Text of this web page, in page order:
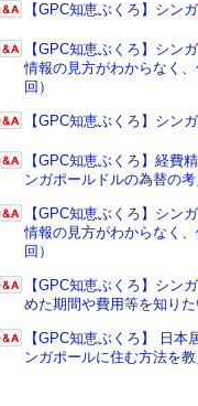
【GPC知恵ぶくろ】シン
【GPC知恵ぶくろ】シン
情報の見方がわからなく
回）
【GPC知恵ぶくろ】シン
【GPC知恵ぶくろ】経
ンガポールドルの為替の
【GPC知恵ぶくろ】シン
情報の見方がわからなく
回）
【GPC知恵ぶくろ】シン
めた期間や費用等を知り
【GPC知恵ぶくろ】 日
ンガポールに住む方法を